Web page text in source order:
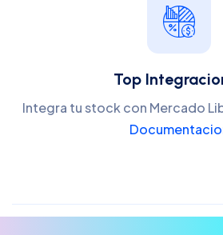
Top
Integra tu stock con Mercado